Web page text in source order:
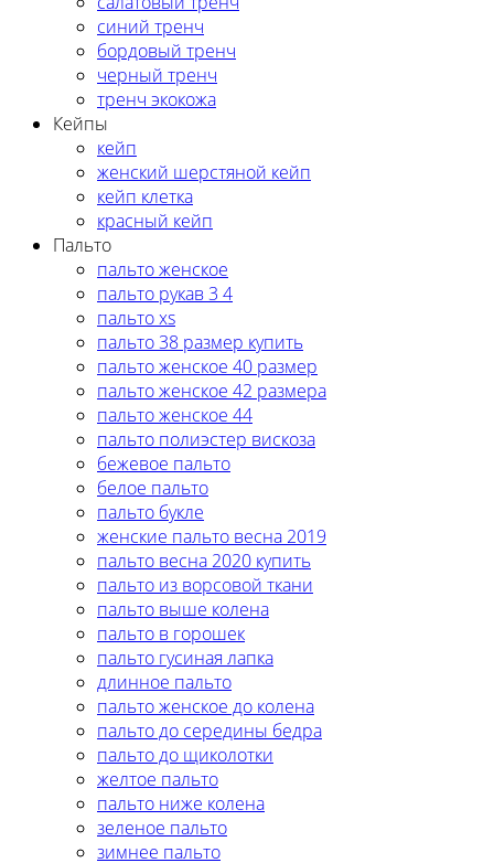
синий тренч
бордовый тренч
черный тренч
тренч экокожа
Кейпы
кейп
женский шерстяной кейп
кейп клетка
красный кейп
Пальто
пальто женское
пальто рукав 3 4
пальто xs
пальто 38 размер купить
пальто женское 40 размер
пальто женское 42 размера
пальто женское 44
пальто полиэстер вискоза
бежевое пальто
белое пальто
пальто букле
женские пальто весна 2019
пальто весна 2020 купить
пальто из ворсовой ткани
пальто выше колена
пальто в горошек
пальто гусиная лапка
длинное пальто
пальто женское до колена
пальто до середины бедра
пальто до щиколотки
желтое пальто
пальто ниже колена
зеленое пальто
зимнее пальто